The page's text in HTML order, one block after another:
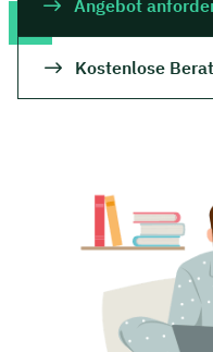
Angebot
Kostenlose